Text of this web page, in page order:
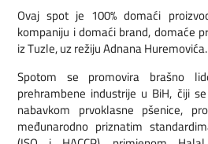
Ovaj spot je 100% domaći
kompaniju i domaći brand, domaće
iz Tuzle, uz režiju Adnana Huremovića.
Spotom se promovira brašno
prehrambene industrije u BiH, čiji
nabavkom prvoklasne pšenice,
međunarodno priznatim